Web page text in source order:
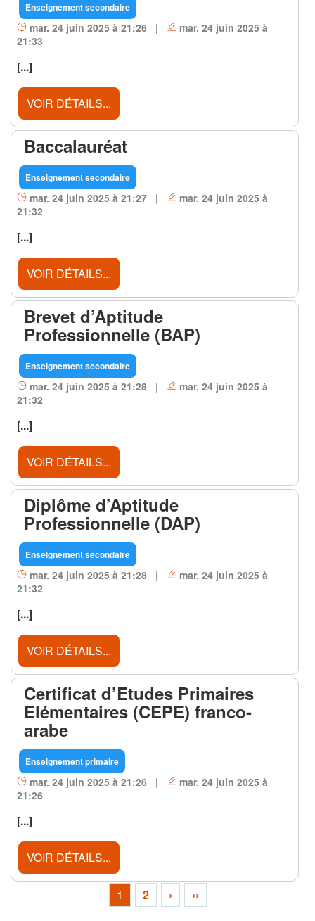
Enseignement secondaire
mar. 24 juin 2025 à 21:26 |
mar. 24 juin 2025 à
21:33
[...]
VOIR DÉTAILS...
Baccalauréat
Enseignement secondaire
mar. 24 juin 2025 à 21:27 |
mar. 24 juin 2025 à
21:32
[...]
VOIR DÉTAILS...
Brevet d’Aptitude
Professionnelle (BAP)
Enseignement secondaire
mar. 24 juin 2025 à 21:28 |
mar. 24 juin 2025 à
21:32
[...]
VOIR DÉTAILS...
Diplôme d’Aptitude
Professionnelle (DAP)
Enseignement secondaire
mar. 24 juin 2025 à 21:28 |
mar. 24 juin 2025 à
21:32
[...]
VOIR DÉTAILS...
Certificat d’Etudes Primaires
Elémentaires (CEPE) franco-
arabe
Enseignement primaire
mar. 24 juin 2025 à 21:26 |
mar. 24 juin 2025 à
21:26
[...]
VOIR DÉTAILS...
1 2 › ››